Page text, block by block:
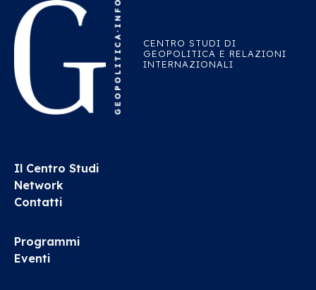
CENTRO STUDI DI
GEOPOLITICA E RELAZIONI
INTERNAZIONALI
Il Centro Studi
Network
Contatti
Programmi
Eventi